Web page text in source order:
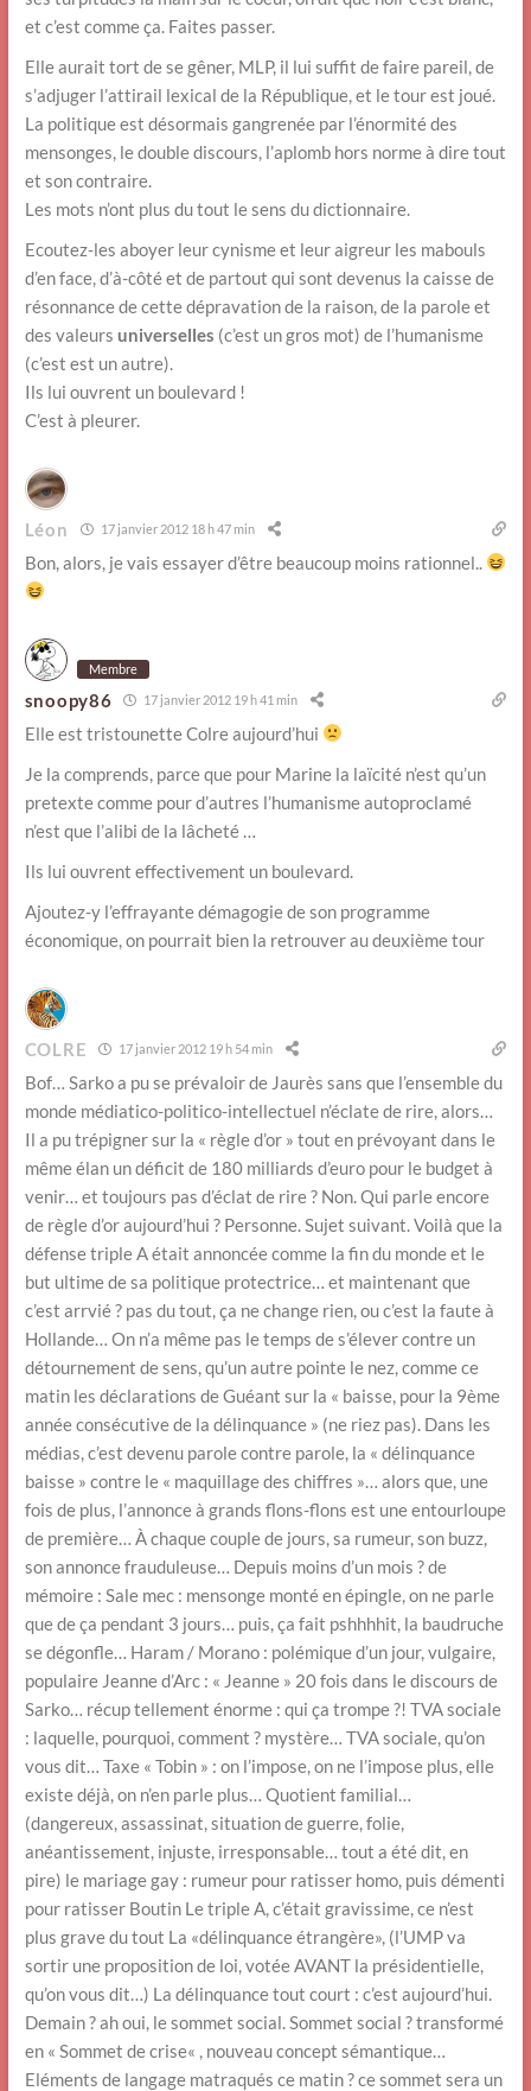
et c’est comme ça. Faites passer.
Elle aurait tort de se gêner, MLP, il lui suffit de faire pareil, de
s’adjuger l’attirail lexical de la République, et le tour est joué.
La politique est désormais gangrenée par l’énormité des
mensonges, le double discours, l’aplomb hors norme à dire tout
et son contraire.
Les mots n’ont plus du tout le sens du dictionnaire.
Ecoutez-les aboyer leur cynisme et leur aigreur les mabouls
d’en face, d’à-côté et de partout qui sont devenus la caisse de
résonnance de cette dépravation de la raison, de la parole et
des valeurs universelles (c’est un gros mot) de l’humanisme
(c’est est un autre).
Ils lui ouvrent un boulevard !
C’est à pleurer.
Léon 17 janvier 2012 18 h 47 min
Bon, alors, je vais essayer d’être beaucoup moins rationnel..
Membre
snoopy86 17 janvier 2012 19 h 41 min
Elle est tristounette Colre aujourd’hui
Je la comprends, parce que pour Marine la laïcité n’est qu’un
pretexte comme pour d’autres l’humanisme autoproclamé
n’est que l’alibi de la lâcheté …
Ils lui ouvrent effectivement un boulevard.
Ajoutez-y l’effrayante démagogie de son programme
économique, on pourrait bien la retrouver au deuxième tour
COLRE 17 janvier 2012 19 h 54 min
Bof… Sarko a pu se prévaloir de Jaurès sans que l’ensemble du
monde médiatico-politico-intellectuel n’éclate de rire, alors…
Il a pu trépigner sur la « règle d’or » tout en prévoyant dans le
même élan un déficit de 180 milliards d’euro pour le budget à
venir… et toujours pas d’éclat de rire ? Non. Qui parle encore
de règle d’or aujourd’hui ? Personne. Sujet suivant. Voilà que la
défense triple A était annoncée comme la fin du monde et le
but ultime de sa politique protectrice… et maintenant que
c’est arrvié ? pas du tout, ça ne change rien, ou c’est la faute à
Hollande… On n’a même pas le temps de s’élever contre un
détournement de sens, qu’un autre pointe le nez, comme ce
matin les déclarations de Guéant sur la « baisse, pour la 9ème
année consécutive de la délinquance » (ne riez pas). Dans les
médias, c’est devenu parole contre parole, la « délinquance
baisse » contre le « maquillage des chiffres »… alors que, une
fois de plus, l’annonce à grands flons-flons est une entourloupe
de première… À chaque couple de jours, sa rumeur, son buzz,
son annonce frauduleuse… Depuis moins d’un mois ? de
mémoire : Sale mec : mensonge monté en épingle, on ne parle
que de ça pendant 3 jours… puis, ça fait pshhhhit, la baudruche
se dégonfle… Haram / Morano : polémique d’un jour, vulgaire,
populaire Jeanne d’Arc : « Jeanne » 20 fois dans le discours de
Sarko… récup tellement énorme : qui ça trompe ?! TVA sociale
: laquelle, pourquoi, comment ? mystère… TVA sociale, qu’on
vous dit… Taxe « Tobin » : on l’impose, on ne l’impose plus, elle
existe déjà, on n’en parle plus… Quotient familial…
(dangereux, assassinat, situation de guerre, folie,
anéantissement, injuste, irresponsable… tout a été dit, en
pire) le mariage gay : rumeur pour ratisser homo, puis démenti
pour ratisser Boutin Le triple A, c’était gravissime, ce n’est
plus grave du tout La «délinquance étrangère», (l’UMP va
sortir une proposition de loi, votée AVANT la présidentielle,
qu’on vous dit…) La délinquance tout court : c’est aujourd’hui.
Demain ? ah oui, le sommet social. Sommet social ? transformé
en « Sommet de crise« , nouveau concept sémantique…
Eléments de langage matraqués ce matin ? ce sommet sera un